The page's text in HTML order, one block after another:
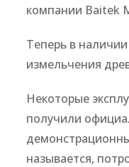
компании Baitek
Теперь в
измельчения
Некоторые
получили
называется,